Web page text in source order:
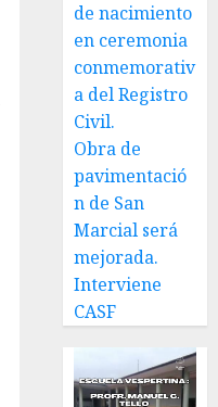
de nacimiento
en ceremonia
conmemorativ
a del Registro
Civil.
Obra de
pavimentació
n de San
Marcial será
mejorada.
Interviene
CASF